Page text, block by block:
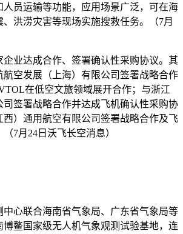
人员运输等功能，应用场景广泛，可在海
洪涝灾害等现场实施搜救任务。（7月
企业达成合作、签署确认性采购协议。其
航空发展（上海）有限公司签署战略合作
在低空文旅领域展开合作；与浙江
司签署战略合作并达成飞机确认性采购协
西）通用航空有限公司签署战略合作及飞
7月24日沃飞长空消息）
中心联合海南省气象局、广东省气象局等
博鳌国家级无人机气象观测试验基地，连